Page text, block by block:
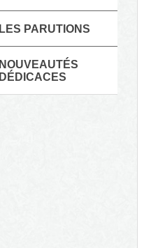
LES PARUTIONS
NOUVEAUTÉS
DÉDICACES